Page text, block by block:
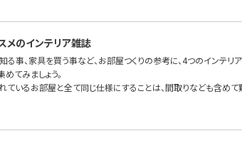
メのインテリア雑誌
事、家具を買う事など、お部屋つくりの参考に、4つのインテリ
てみましょう。
ているお部屋と全て同じ仕様にすることは、間取りなども含め